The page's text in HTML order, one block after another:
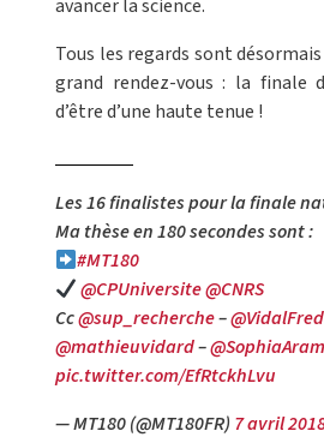
avancer la science.
Tous les regards sont
grand rendez-vous : la finale
d’être d’une haute tenue !
Les 16 finalistes pour la finale
Ma thèse en 180 secondes sont :
#MT180
@CPUniversite@CNRS
Cc@sup_recherche–
@mathieuvidard–@SophiaAram
pic.twitter.com/EfRtckhLvu
— MT180 (@MT180FR) 7 avril